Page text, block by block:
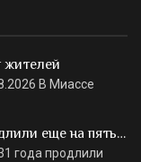
В Миассе
еще на пять…
года продлили